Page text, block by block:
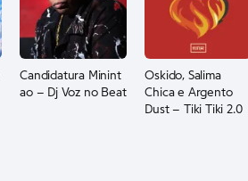
Candidatura Minint
ao – Dj Voz no Beat
Oskido, Salima
Chica e Argento
Dust – Tiki Tiki 2.0